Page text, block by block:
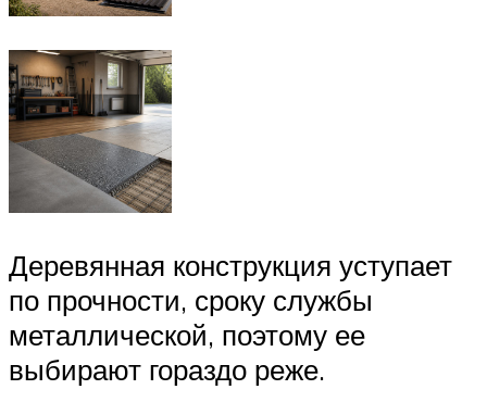
Деревянная конструкция уступает
по прочности, сроку службы
металлической, поэтому ее
выбирают гораздо реже.